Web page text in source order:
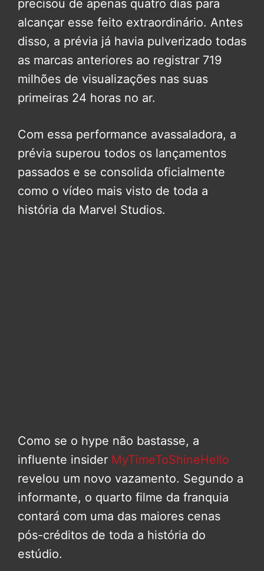
precisou de apenas quatro dias para
alcançar esse feito extraordinário. Antes
disso, a prévia já havia pulverizado todas
as marcas anteriores ao registrar 719
milhões de visualizações nas suas
primeiras 24 horas no ar.
Com essa performance avassaladora, a
prévia superou todos os lançamentos
passados e se consolida oficialmente
como o vídeo mais visto de toda a
história da Marvel Studios.
Como se o hype não bastasse, a
influente insider MyTimeToShineHello
revelou um novo vazamento. Segundo a
informante, o quarto filme da franquia
contará com uma das maiores cenas
pós-créditos de toda a história do
estúdio.